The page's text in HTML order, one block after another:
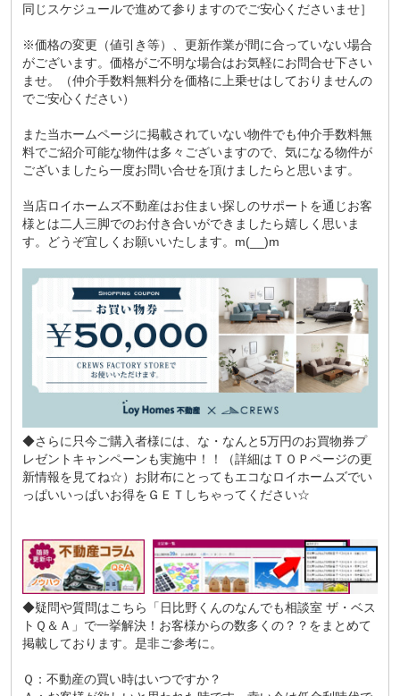
同じスケジュールで進めて参りますのでご安心くださいませ］
※価格の変更（値引き等）、更新作業が間に合っていない場合
がございます。価格がご不明な場合はお気軽にお問合せ下さい
ませ。（仲介手数料無料分を価格に上乗せはしておりませんの
でご安心ください）
また当ホームページに掲載されていない物件でも仲介手数料無
料でご紹介可能な物件は多々ございますので、気になる物件が
ございましたら一度お問い合せを頂けましたらと思います。
当店ロイホームズ不動産はお住まい探しのサポートを通じお客
様とは二人三脚でのお付き合いができましたら嬉しく思いま
す。どうぞ宜しくお願いいたします。m(__)m
◆さらに只今ご購入者様には、な・なんと5万円のお買物券プ
レゼントキャンペーンも実施中！！（詳細はＴＯＰページの更
新情報を見てね☆）お財布にとってもエコなロイホームズでい
っぱいいっぱいお得をＧＥＴしちゃってください☆
◆疑問や質問はこちら
「日比野くんのなんでも相談室 ザ・ベス
トＱ＆Ａ」 で一挙解決！お客様からの数多くの？？をまとめて
掲載しております。是非ご参考に。
Ｑ：不動産の買い時はいつですか？